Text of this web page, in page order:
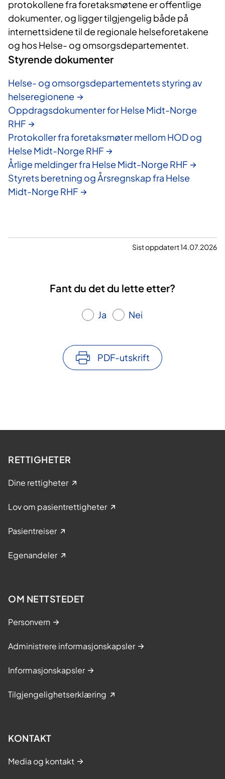
protokollene fra foretaksmøtene er offentlige
dokumenter, og ligger tilgjengelig både på
internettsidene til de regionale helseforetakene
og hos Helse- og omsorgsdepartementet.
Styrende dokumenter
Helse- og omsorgsdepartementets styring av
helseregionene
Oppdragsdokumenter for Helse Midt-Norge
RHF
Protokoller fra foretaksmøter mellom HOD og
Helse Midt-Norge RHF
Årlige meldinger fra Helse Midt-Norge RHF
Styrets beretning og Årsregnskap fra Helse
Midt-Norge RHF
Sist oppdatert 14.07.2026
Fant du det du lette etter?
Ja Nei
PDF-utskrift
RETTIGHETER
Dine rettigheter
Lov om pasientrettigheter
Pasientreiser
Egenandeler
OM NETTSTEDET
Personvern
Administrere informasjonskapsler
Informasjonskapsler
Tilgjengelighetserklæring
KONTAKT
Media og kontakt